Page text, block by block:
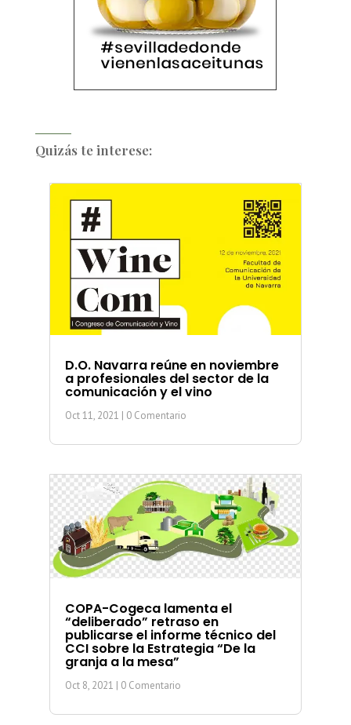
Quizás te interese:
D.O. Navarra reúne en noviembre
a profesionales del sector de la
comunicación y el vino
Oct 11, 2021 | 0 Comentario
COPA-Cogeca lamenta el
“deliberado” retraso en
publicarse el informe técnico del
CCI sobre la Estrategia “De la
granja a la mesa”
Oct 8, 2021 | 0 Comentario